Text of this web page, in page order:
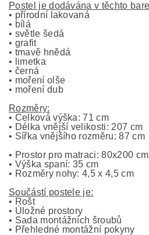
Postel je dodávána v těchto
• přírodní lakovaná
• bílá
• světle šedá
• grafit
• tmavě hnědá
• limetka
• černá
• moření olše
• moření dub
Rozměry:
• Celková výška: 71 cm
• Délka vnější velikosti: 207 cm
• Šířka vnějšího rozměru: 87 cm
• Prostor pro matraci: 80x200 cm
• Výška spaní: 35 cm
• Rozměry nohy: 4,5 x 4,5 cm
Součástí postele je:
• Rošt
• Úložné prostory
• Sada montážních šroubů
• Přehledné montážní pokyny